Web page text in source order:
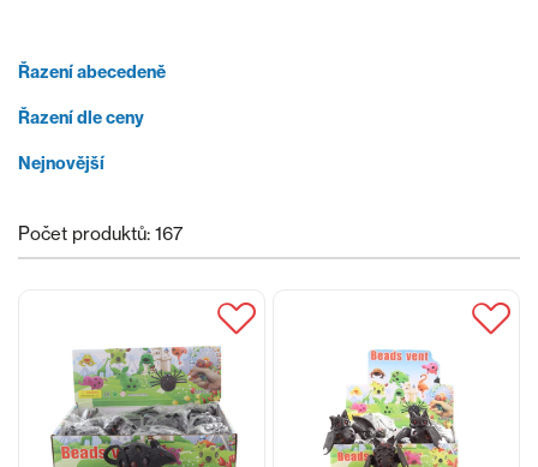
Řazení abecedeně
Řazení dle ceny
Nejnovější
Počet produktů: 167